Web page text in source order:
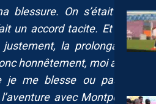
blessure. On s’était mis
un accord tacite. Et puis
la prolongation
honnêtement, moi aussi
me blesse ou pas, je
avec Montpellier